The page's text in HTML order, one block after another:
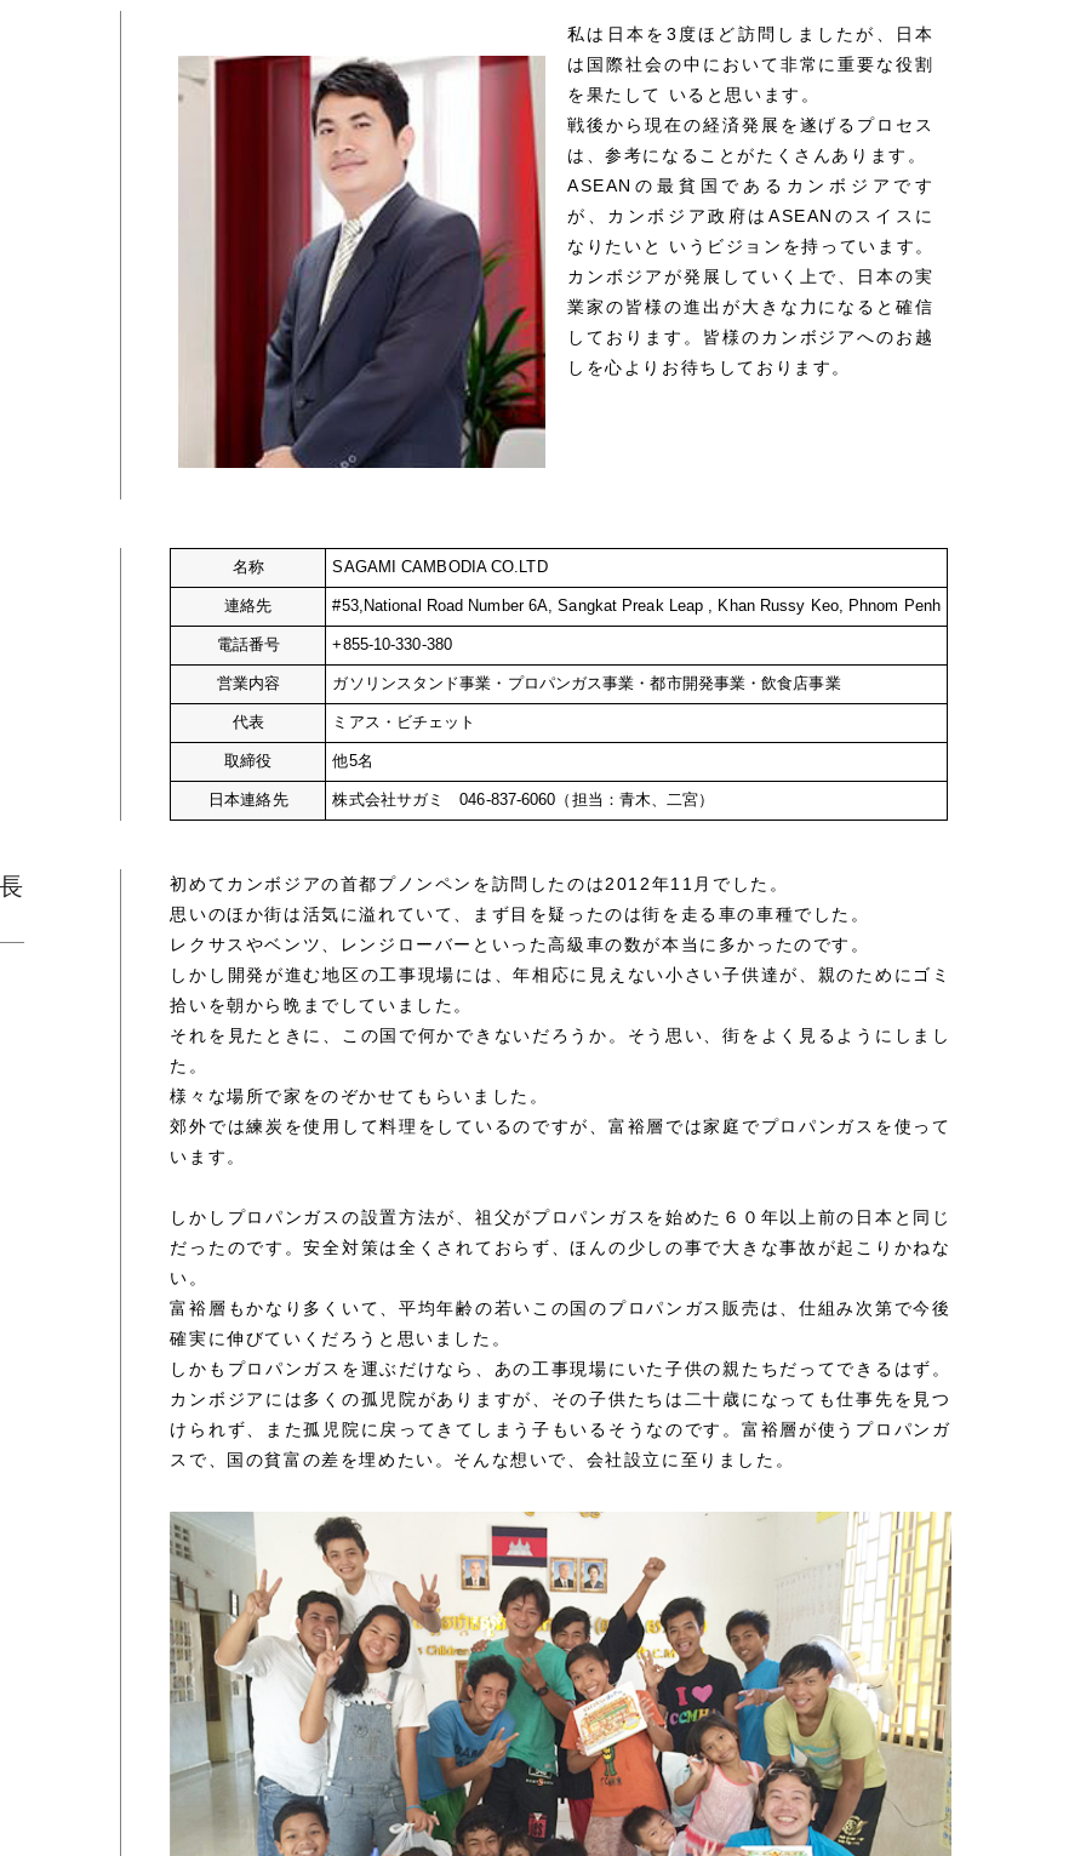
私は日本を3度ほど訪問しましたが、日本
は国際社会の中において非常に重要な役割
を果たして いると思います。
戦後から現在の経済発展を遂げるプロセス
は、参考になることがたくさんあります。
ASEANの最貧国であるカンボジアです
が、カンボジア政府はASEANのスイスに
なりたいと いうビジョンを持っています。
カンボジアが発展していく上で、日本の実
業家の皆様の進出が大きな力になると確信
しております。皆様のカンボジアへのお越
しを心よりお待ちしております。
名称 SAGAMI CAMBODIA CO.LTD
連絡先 #53,National Road Number 6A, Sangkat Preak Leap , Khan Russy Keo, Phnom Penh
電話番号 +855-10-330-380
営業内容 ガソリンスタンド事業・プロパンガス事業・都市開発事業・飲食店事業
代表 ミアス・ビチェット
取締役 他5名
日本連絡先 株式会社サガミ 046-837-6060（担当：青木、二宮）
初めてカンボジアの首都プノンペンを訪問したのは2012年11月でした。
思いのほか街は活気に溢れていて、まず目を疑ったのは街を走る車の車種でした。
レクサスやベンツ、レンジローバーといった高級車の数が本当に多かったのです。
しかし開発が進む地区の工事現場には、年相応に見えない小さい子供達が、親のためにゴミ
拾いを朝から晩までしていました。
それを見たときに、この国で何かできないだろうか。そう思い、街をよく見るようにしまし
た。
様々な場所で家をのぞかせてもらいました。
郊外では練炭を使用して料理をしているのですが、富裕層では家庭でプロパンガスを使って
います。
しかしプロパンガスの設置方法が、祖父がプロパンガスを始めた６０年以上前の日本と同じ
だったのです。安全対策は全くされておらず、ほんの少しの事で大きな事故が起こりかねな
い。
富裕層もかなり多くいて、平均年齢の若いこの国のプロパンガス販売は、仕組み次第で今後
確実に伸びていくだろうと思いました。
しかもプロパンガスを運ぶだけなら、あの工事現場にいた子供の親たちだってできるはず。
カンボジアには多くの孤児院がありますが、その子供たちは二十歳になっても仕事先を見つ
けられず、また孤児院に戻ってきてしまう子もいるそうなのです。富裕層が使うプロパンガ
スで、国の貧富の差を埋めたい。そんな想いで、会社設立に至りました。